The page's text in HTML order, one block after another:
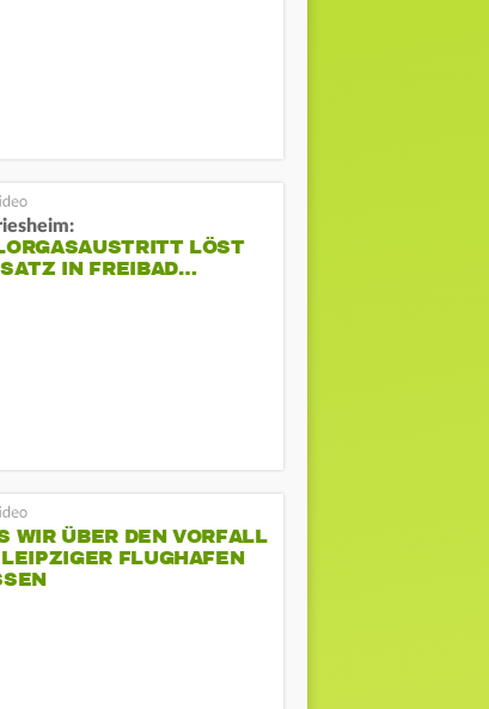
LÖST
IN FREIBAD…
WIR ÜBER DEN VORFALL
FLUGHAFEN